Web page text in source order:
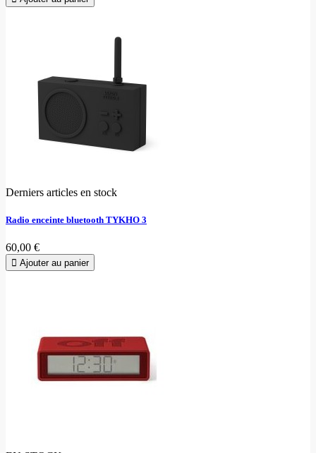
Derniers articles en stock
Radio enceinte bluetooth TYKHO 3
60,00 €
Ajouter au panier